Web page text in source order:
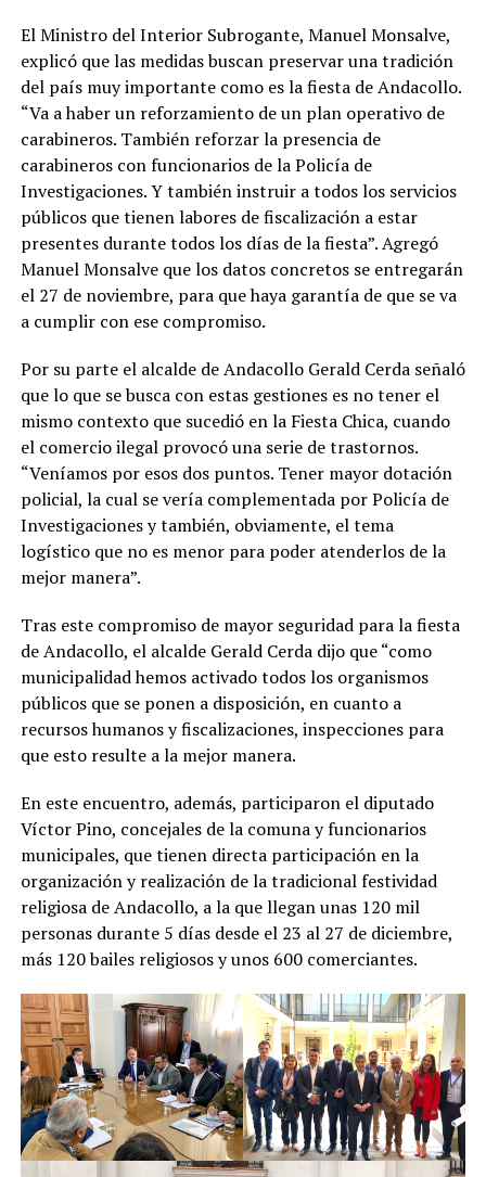
El Ministro del Interior Subrogante, Manuel Monsalve,
explicó que las medidas buscan preservar una tradición
del país muy importante como es la fiesta de Andacollo.
“Va a haber un reforzamiento de un plan operativo de
carabineros. También reforzar la presencia de
carabineros con funcionarios de la Policía de
Investigaciones. Y también instruir a todos los servicios
públicos que tienen labores de fiscalización a estar
presentes durante todos los días de la fiesta”. Agregó
Manuel Monsalve que los datos concretos se entregarán
el 27 de noviembre, para que haya garantía de que se va
a cumplir con ese compromiso.
Por su parte el alcalde de Andacollo Gerald Cerda señaló
que lo que se busca con estas gestiones es no tener el
mismo contexto que sucedió en la Fiesta Chica, cuando
el comercio ilegal provocó una serie de trastornos.
“Veníamos por esos dos puntos. Tener mayor dotación
policial, la cual se vería complementada por Policía de
Investigaciones y también, obviamente, el tema
logístico que no es menor para poder atenderlos de la
mejor manera”.
Tras este compromiso de mayor seguridad para la fiesta
de Andacollo, el alcalde Gerald Cerda dijo que “como
municipalidad hemos activado todos los organismos
públicos que se ponen a disposición, en cuanto a
recursos humanos y fiscalizaciones, inspecciones para
que esto resulte a la mejor manera.
En este encuentro, además, participaron el diputado
Víctor Pino, concejales de la comuna y funcionarios
municipales, que tienen directa participación en la
organización y realización de la tradicional festividad
religiosa de Andacollo, a la que llegan unas 120 mil
personas durante 5 días desde el 23 al 27 de diciembre,
más 120 bailes religiosos y unos 600 comerciantes.